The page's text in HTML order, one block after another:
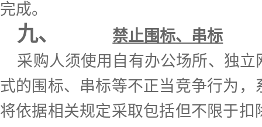
完成。
九、
禁止围标、串标
采购人须使用自有办公场所、独
式的围标、串标等不正当竞争行为
将依据相关规定采取包括但不限于